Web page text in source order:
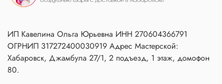
ИП Кавелина Ольга Юрьевна ИНН 270604366791
ОГРНИП 317272400030919 Адрес Мастерской:
Хабаровск, Джамбула 27/1, 2 подъезд, 1 этаж, домофон
80.